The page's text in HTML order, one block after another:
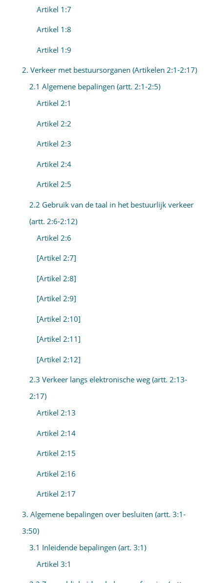
Artikel 1:7
Artikel 1:8
Artikel 1:9
2. Verkeer met bestuursorganen (Artikelen 2:1-2:17)
2.1 Algemene bepalingen (artt. 2:1-2:5)
Artikel 2:1
Artikel 2:2
Artikel 2:3
Artikel 2:4
Artikel 2:5
2.2 Gebruik van de taal in het bestuurlijk verkeer
(artt. 2:6-2:12)
Artikel 2:6
[Artikel 2:7]
[Artikel 2:8]
[Artikel 2:9]
[Artikel 2:10]
[Artikel 2:11]
[Artikel 2:12]
2.3 Verkeer langs elektronische weg (artt. 2:13-
2:17)
Artikel 2:13
Artikel 2:14
Artikel 2:15
Artikel 2:16
Artikel 2:17
3. Algemene bepalingen over besluiten (artt. 3:1-
3:50)
3.1 Inleidende bepalingen (art. 3:1)
Artikel 3:1